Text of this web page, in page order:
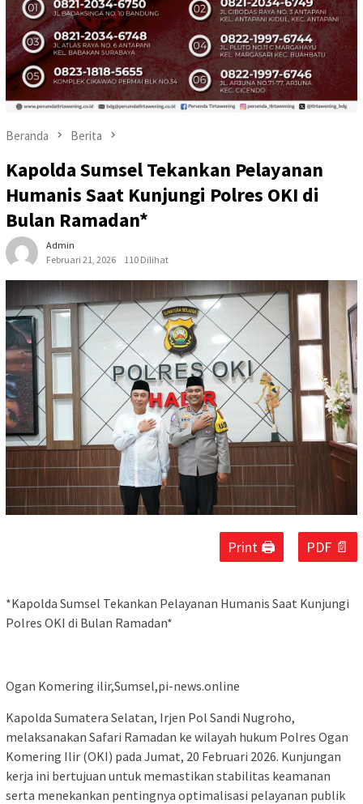
Beranda Berita
Kapolda Sumsel Tekankan Pelayanan
Humanis Saat Kunjungi Polres OKI di
Bulan Ramadan*
Admin
Februari 21, 2026
110 Dilihat
Print 🖨 PDF 📄
*Kapolda Sumsel Tekankan Pelayanan Humanis Saat Kunjungi
Polres OKI di Bulan Ramadan*
Ogan Komering ilir,Sumsel,pi-news.online
Kapolda Sumatera Selatan, Irjen Pol Sandi Nugroho,
melaksanakan Safari Ramadan ke wilayah hukum Polres Ogan
Komering Ilir (OKI) pada Jumat, 20 Februari 2026. Kunjungan
kerja ini bertujuan untuk memastikan stabilitas keamanan
serta menekankan pentingnya optimalisasi pelayanan publik